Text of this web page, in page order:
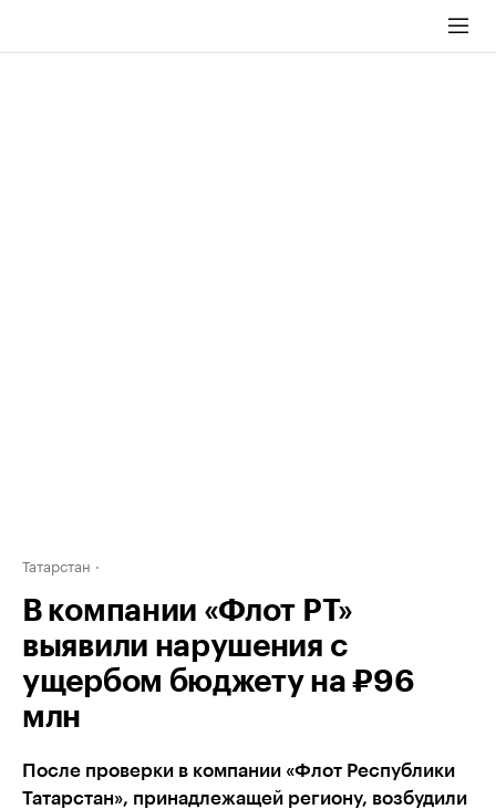
Татарстан
В компании «Флот РТ»
выявили нарушения с
ущербом бюджету на ₽96
млн
После проверки в компании «Флот Республики
Татарстан», принадлежащей региону, возбудили